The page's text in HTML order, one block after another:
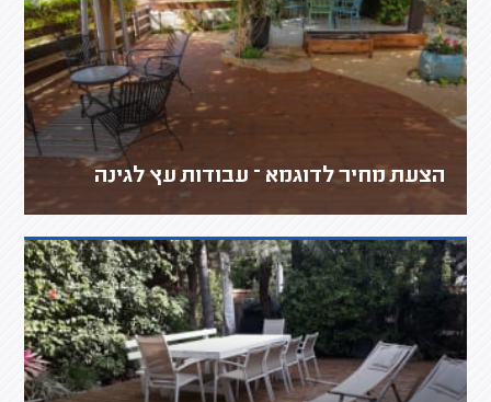
הצעת מחיר לדוגמא – עבודות עץ לגינה